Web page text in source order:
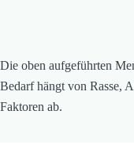
Die oben aufgeführten
Bedarf hängt von Rasse,
Faktoren ab.